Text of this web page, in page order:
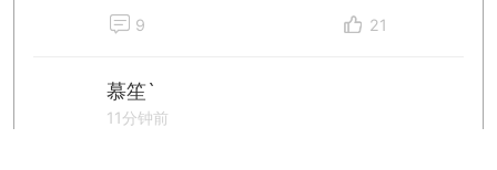
9 21
慕笙`
11分钟前